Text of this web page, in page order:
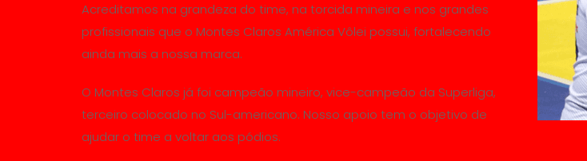
Acreditamos na grandeza do time, na torcida mineira e nos grandes
profissionais que o Montes Claros América Vôlei possui, fortalecendo
ainda mais a nossa marca.
O Montes Claros já foi campeão mineiro, vice-campeão da Superliga,
terceiro colocado no Sul-americano. Nosso apoio tem o objetivo de
ajudar o time a voltar aos pódios.